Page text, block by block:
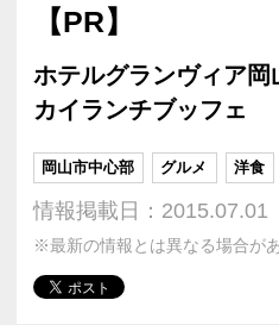
【PR】
ホテルグランヴィア
カイランチブッフェ
岡山市中心部 グルメ 洋食
情報掲載日：2015.07.01
※最新の情報とは異なる場合が